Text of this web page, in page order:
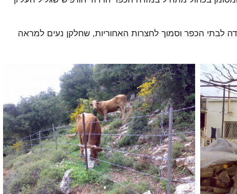
לבתי הכפר וסמוך לחצרות האחוריות, שחלקן נעים למראה